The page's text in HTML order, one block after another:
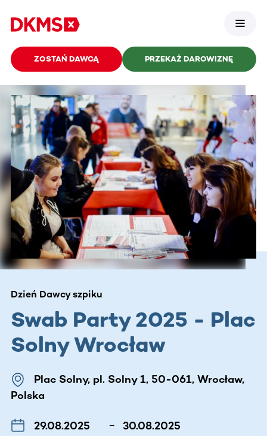
ZOSTAŃ DAWCĄ PRZEKAŻ DAROWIZNĘ
Dzień Dawcy szpiku
Swab Party 2025 - Plac
Solny Wrocław
Plac Solny, pl. Solny 1, 50-061, Wrocław,
Polska
29.08.2025 – 30.08.2025